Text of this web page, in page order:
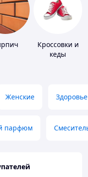
Кроссовки и
кеды
Женские Здоровье
парфюм